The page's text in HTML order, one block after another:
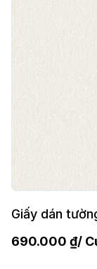
Giấy dán
690.000 ₫/